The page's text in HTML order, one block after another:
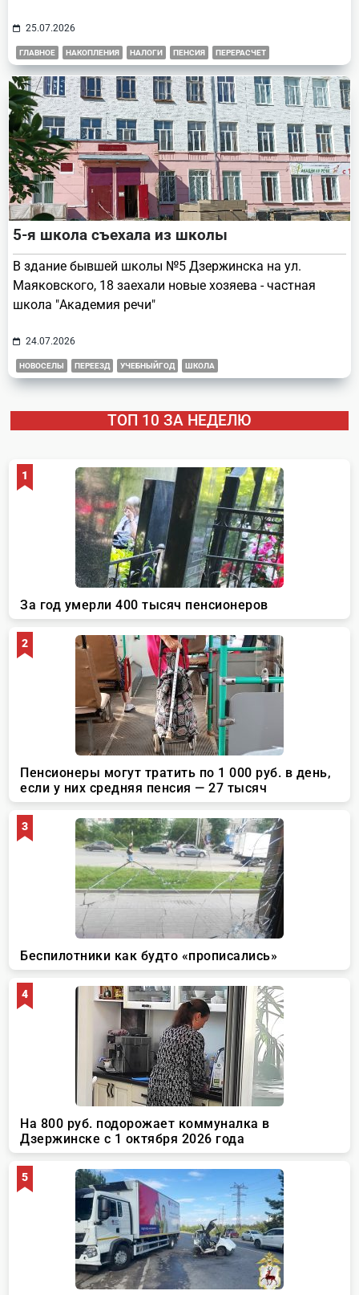
25.07.2026
ГЛАВНОЕ НАКОПЛЕНИЯ НАЛОГИ ПЕНСИЯ ПЕРЕРАСЧЕТ
5-я школа съехала из школы
В здание бывшей школы №5 Дзержинска на ул.
Маяковского, 18 заехали новые хозяева - частная
школа "Академия речи"
24.07.2026
НОВОСЕЛЫ ПЕРЕЕЗД УЧЕБНЫЙГОД ШКОЛА
ТОП 10 ЗА НЕДЕЛЮ